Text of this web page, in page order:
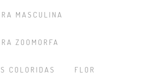
MASCULINA
ZOOMORFA
COLORIDAS FLOR